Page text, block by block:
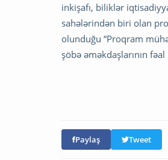
inkişafı, biliklər
sahələrindən biri olan
olunduğu “Proqram
şöbə əməkdaşlarının
Paylaş Tweet